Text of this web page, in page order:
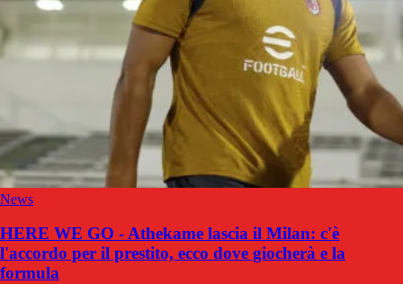
News
HERE WE GO - Athekame lascia il Milan: c'è
l'accordo per il prestito, ecco dove giocherà e la
formula